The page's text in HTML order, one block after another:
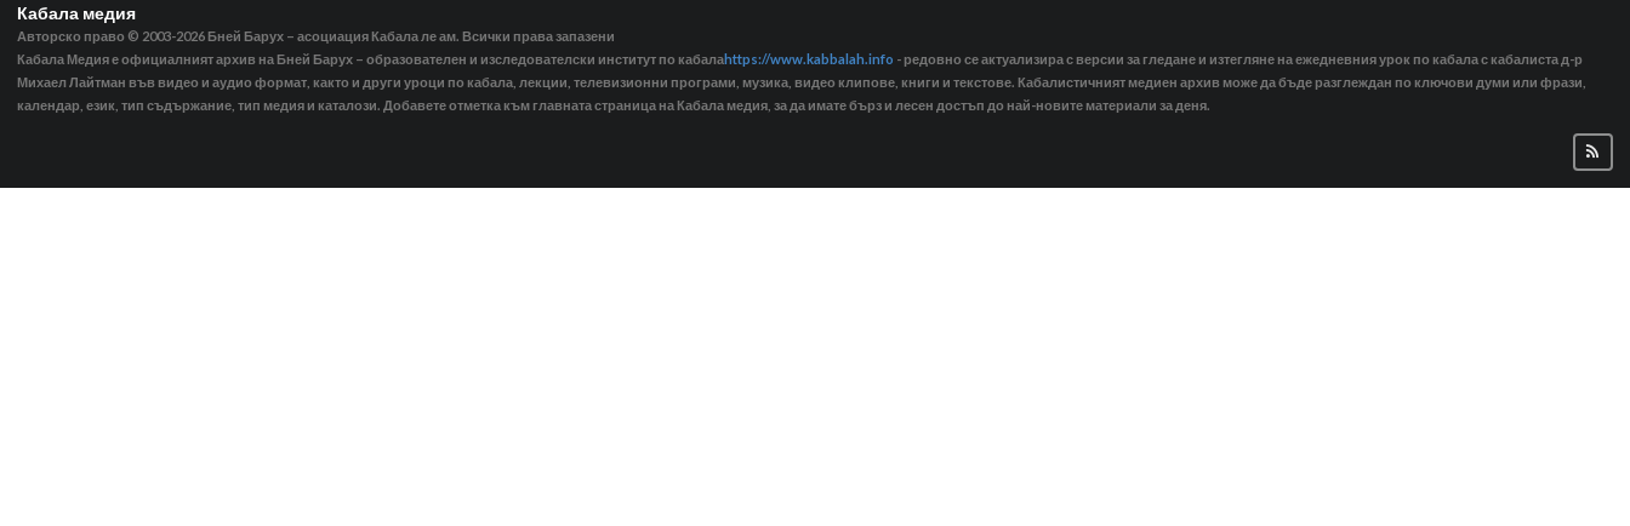
Кабала медия
Авторско право © 2003-2026 Бней Барух – асоциация Кабала ле ам. Всички права запазени
Кабала Медия е официалният архив на Бней Барух – образователен и изследователски институт по кабалаhttps://www.kabbalah.info - редовно се актуализира с версии за гледане и изтегляне на ежедневния урок по кабала с кабалиста д-р
Михаел Лайтман във видео и аудио формат, както и други уроци по кабала, лекции, телевизионни програми, музика, видео клипове, книги и текстове. Кабалистичният медиен архив може да бъде разглеждан по ключови думи или фрази,
календар, език, тип съдържание, тип медия и каталози. Добавете отметка към главната страница на Кабала медия, за да имате бърз и лесен достъп до най-новите материали за деня.